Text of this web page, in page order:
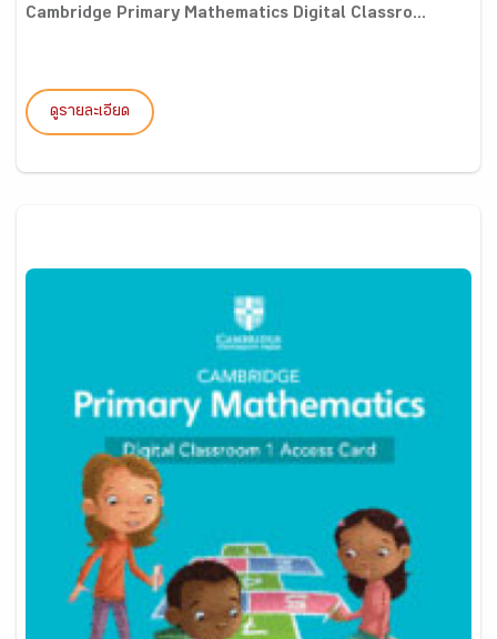
Cambridge Primary Mathematics Digital Classro...
ดูรายละเอียด